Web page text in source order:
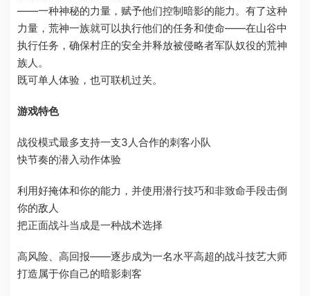
——一种神秘的力量，赋予他们控制暗影的能力。有了这种
力量，荒神一族就可以执行他们的任务和使命——在山谷中
执行任务，确保村庄的安全并释放被侵略者军队奴役的荒神
族人。
既可单人体验，也可联机过关。
游戏特色
战役模式最多支持一支3人合作的刺客小队
快节奏的潜入动作体验
利用好掩体和你的能力，并使用潜行技巧和非致命手段击倒
你的敌人
把正面战斗当成是一种战术选择
高风险、高回报——逐步成为一名水平高超的战斗技艺大师
打造属于你自己的暗影刺客